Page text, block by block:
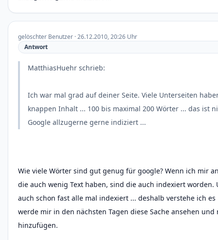
gelöschter Benutzer · 26.12.2010, 20:26 Uhr
Antwort
MatthiasHuehr schrieb:
Ich war mal grad auf deiner Seite. Viele Unterseiten
knappen Inhalt ... 100 bis maximal 200 Wörter ... das ist
Google allzugerne gerne indiziert ...
Wie viele Wörter sind gut genug für google? Wenn ich mir
die auch wenig Text haben, sind die auch indexiert worden.
auch schon fast alle mal indexiert ... deshalb verstehe ich
werde mir in den nächsten Tagen diese Sache ansehen und
hinzufügen.